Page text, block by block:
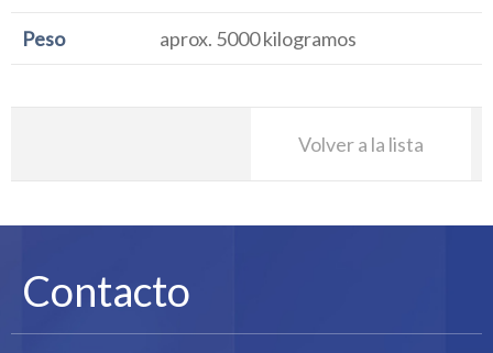
Peso aprox. 5000 kilogramos
Volver a la lista
Contacto